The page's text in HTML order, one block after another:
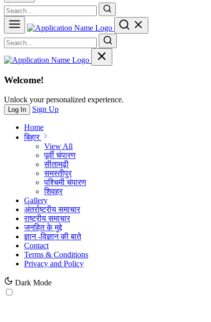
Welcome!
Unlock your personalized experience.
Log In Sign Up
Home
बिहार
View All
पूर्वी चंपारण
सीतामढ़ी
समस्तीपुर
पश्चिमी चंपारण
शिवहर
Gallery
अंतर्राष्ट्रीय समाचार
राष्ट्रीय समाचार
जनहित के मुद्दे
ज्ञान -विज्ञान की बाते
Contact
Terms & Conditions
Privacy and Policy
Dark Mode